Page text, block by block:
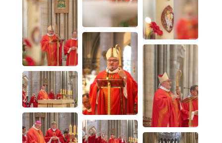
02
33
76
70
70
5 rue Cardinal
Guyot
BP. 105 - 50201
Coutances
Cedex